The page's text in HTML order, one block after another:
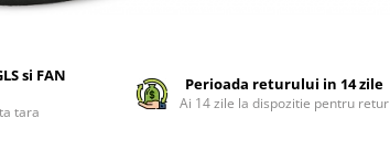
Facebook
si FAN
tara
Perioada returului in 14 zile
Ai 14 zile la dispozitie pentru retur